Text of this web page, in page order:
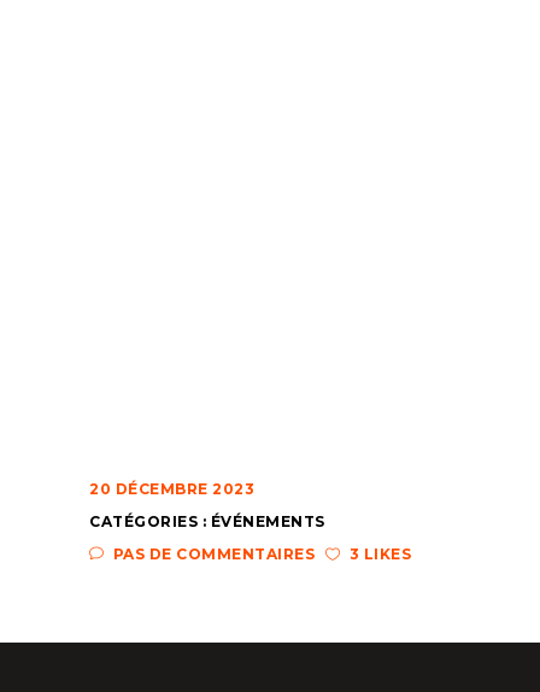
20 DÉCEMBRE 2023
CATÉGORIES : ÉVÉNEMENTS
PAS DE COMMENTAIRES
3 LIKES